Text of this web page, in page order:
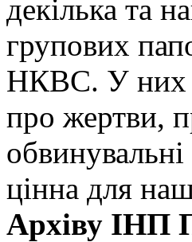
декілька та
групових
НКВС. У них
про жертви,
цінна для
Архіву ІНП